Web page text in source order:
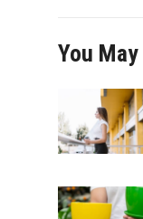
You May